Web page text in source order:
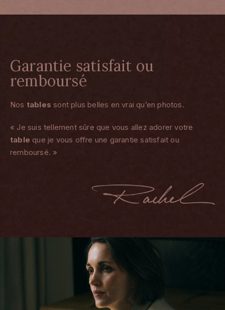
Garantie satisfait ou
remboursé
Nos tables sont plus belles en vrai qu’en photos.
« Je suis tellement sûre que vous allez adorer votre
table que je vous offre une garantie satisfait ou
remboursé. »